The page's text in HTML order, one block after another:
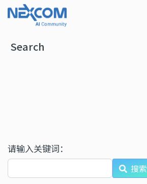
Search
请输入关键词：
搜索